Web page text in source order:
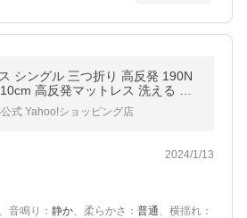
シングル 三つ折り 高反発 190N
高反発マットレス 洗える カ
たみ シングルマットレス 3つ折
マットレス
式 Yahoo!ショッピング店
2024/1/13
、 音鳴り ： 静か、 柔らかさ ： 普通、 横揺れ ：